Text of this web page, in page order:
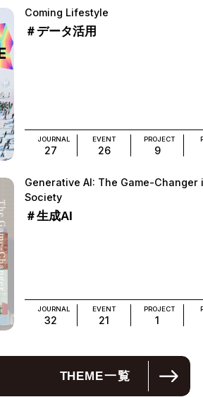
Coming Lifestyle
＃データ活用
JOURNAL
27
EVENT
26
PROJECT
9
Generative AI: The Game-Changer
Society
＃生成AI
JOURNAL
32
EVENT
21
PROJECT
1
THEME一覧